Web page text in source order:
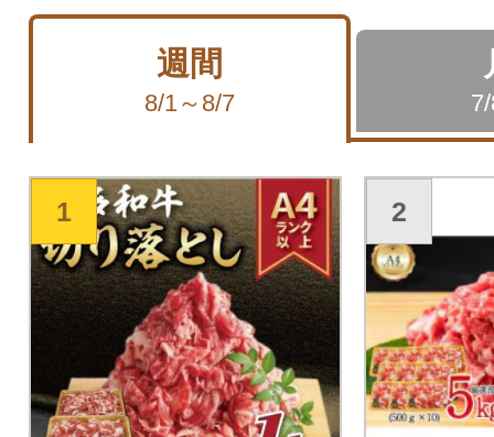
週間
8/1～8/7
1 2